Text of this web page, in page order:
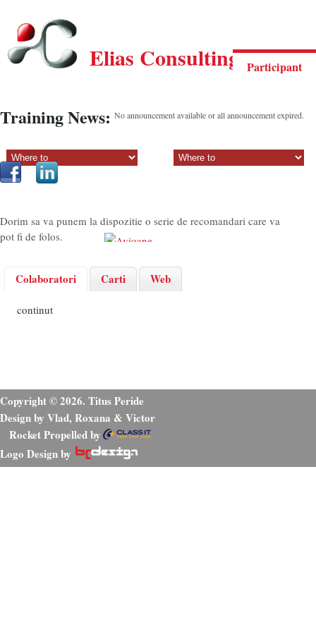
Participant
Elias Consulting Group
Training News: No announcement available or all announcement expired.
Dorim sa va punem la dispozitie o serie de recomandari care va
pot fi de folos.
Colaboratori Carti Web
continut
Copyright © 2026. Titus Peride
Design by Vlad, Roxana & Victor